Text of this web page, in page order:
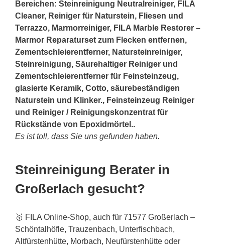
Bereichen: Steinreinigung Neutralreiniger, FILA
Cleaner, Reiniger für Naturstein, Fliesen und
Terrazzo, Marmorreiniger, FILA Marble Restorer –
Marmor Reparaturset zum Flecken entfernen,
Zementschleierentferner, Natursteinreiniger,
Steinreinigung, Säurehaltiger Reiniger und
Zementschleierentferner für Feinsteinzeug,
glasierte Keramik, Cotto, säurebeständigen
Naturstein und Klinker., Feinsteinzeug Reiniger
und Reiniger / Reinigungskonzentrat für
Rückstände von Epoxidmörtel..
Es ist toll, dass Sie uns gefunden haben.
Steinreinigung Berater in
Großerlach gesucht?
🥇 FILA Online-Shop, auch für 71577 Großerlach –
Schöntalhöfle, Trauzenbach, Unterfischbach,
Altfürstenhütte, Morbach, Neufürstenhütte oder